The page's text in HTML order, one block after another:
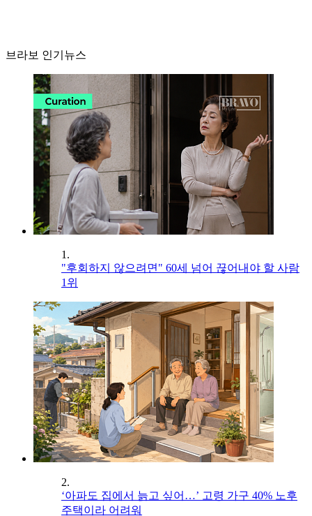
브라보 인기뉴스
1.
"후회하지 않으려면" 60세 넘어 끊어내야 할 사람
1위
2.
‘아파도 집에서 늙고 싶어…’ 고령 가구 40% 노후
주택이라 어려워